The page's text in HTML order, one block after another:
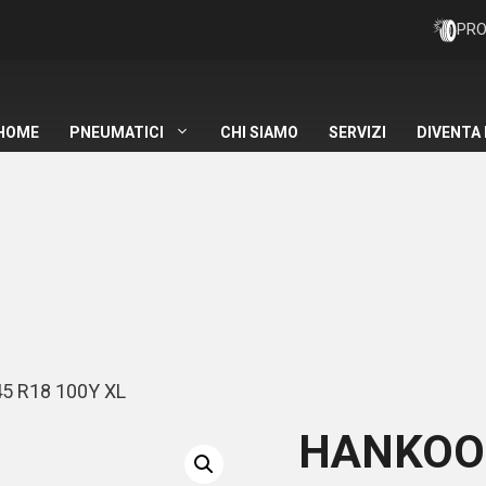
PNEUMATICI CHI SIAMO SERVIZI DIVENTA
R18 100Y XL